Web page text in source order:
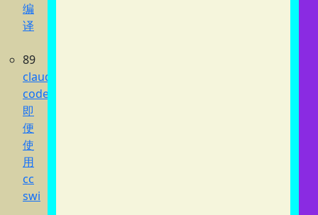
编
译
89
claude
code
即
便
使
用
cc
swi